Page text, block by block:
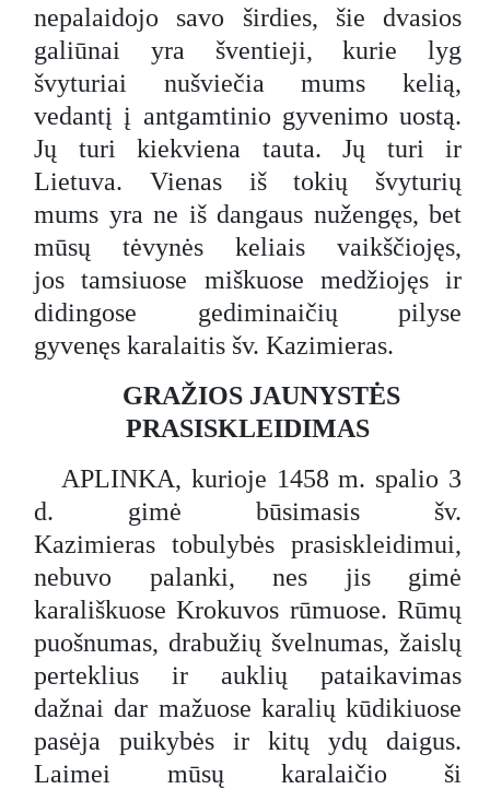
nepalaidojo savo širdies, šie dvasios
galiūnai yra šventieji, kurie lyg
švyturiai nušviečia mums kelią,
vedantį į antgamtinio gyvenimo uostą.
Jų turi kiekviena tauta. Jų turi ir
Lietuva. Vienas iš tokių švyturių
mums yra ne iš dangaus nužengęs, bet
mūsų tėvynės keliais vaikščiojęs,
jos tamsiuose miškuose medžiojęs ir
didingose gediminaičių pilyse
gyvenęs karalaitis šv. Kazimieras.
GRAŽIOS JAUNYSTĖS
PRASISKLEIDIMAS
APLINKA, kurioje 1458 m. spalio 3
d. gimė būsimasis šv.
Kazimieras tobulybės prasiskleidimui,
nebuvo palanki, nes jis gimė
karališkuose Krokuvos rūmuose. Rūmų
puošnumas, drabužių švelnumas, žaislų
perteklius ir auklių pataikavimas
dažnai dar mažuose karalių kūdikiuose
pasėja puikybės ir kitų ydų daigus.
Laimei mūsų karalaičio ši